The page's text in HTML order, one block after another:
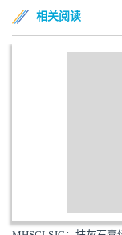
相关阅读